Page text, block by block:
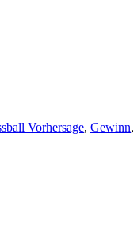
Vorhersage, Gewinn,